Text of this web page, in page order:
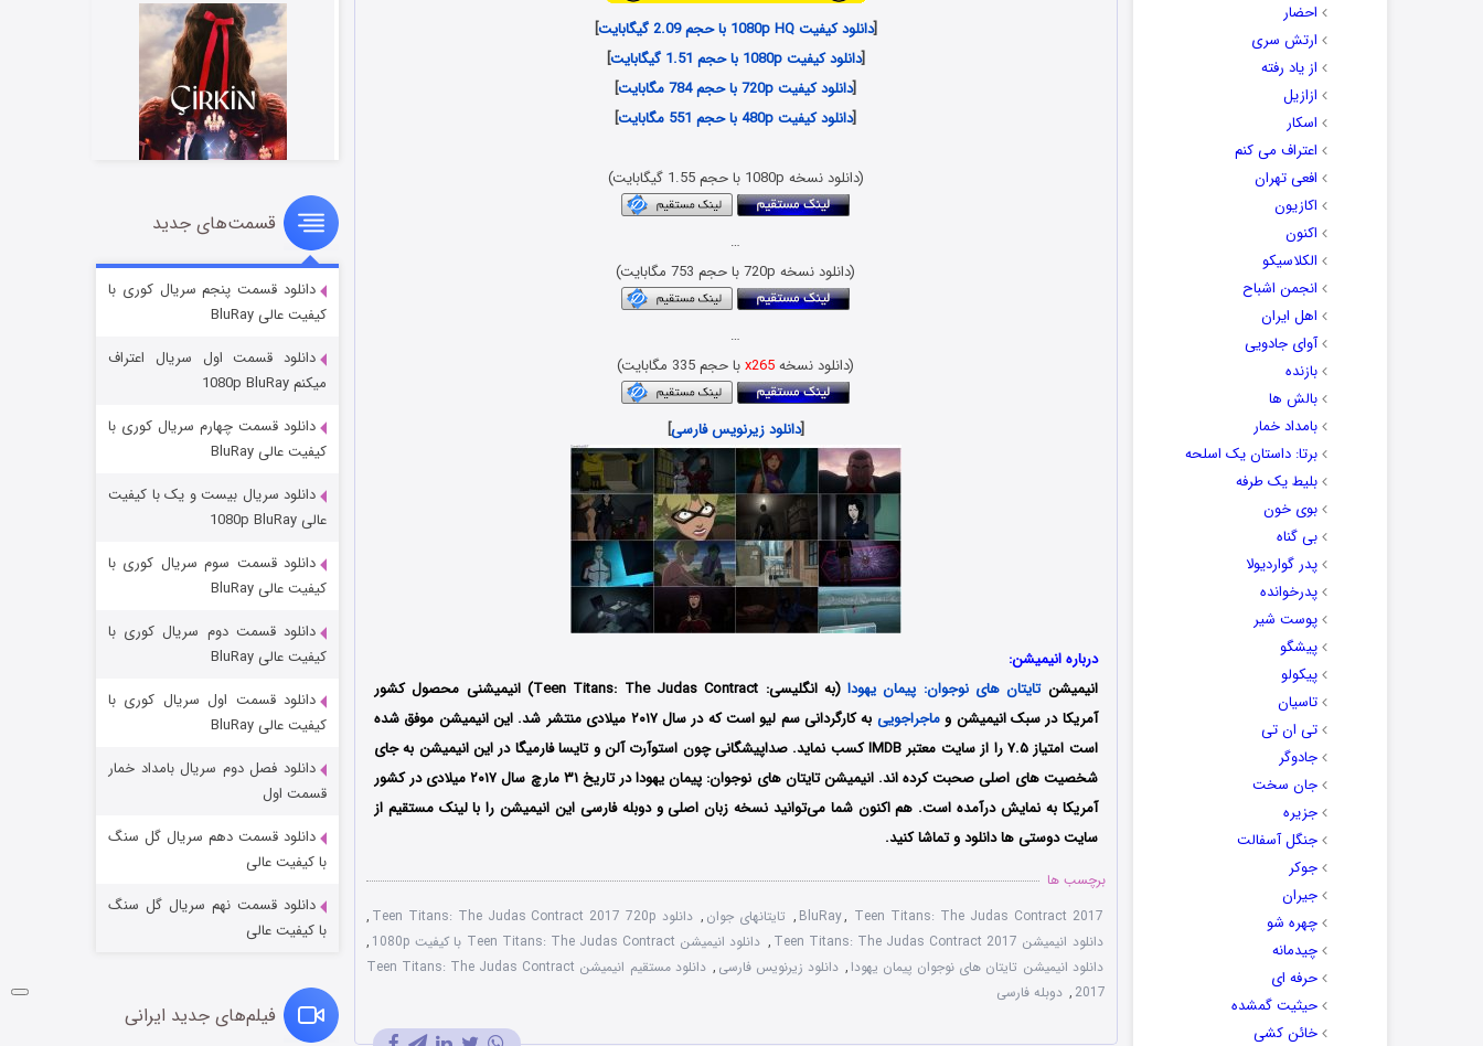
احضار
ارتش سری
از یاد رفته
ازازیل
اسکار
اعتراف می کنم
افعی تهران
اکازیون
اکنون
الکلاسیکو
انجمن اشباح
اهل ایران
آوای جادویی
بازنده
بالش ها
بامداد خمار
برتا: داستان یک اسلحه
بلیط یک‌‌ طرفه
بوی خون
بی گناه
پدر گواردیولا
پدرخوانده
پوست شیر
پیشگو
پیکولو
تاسیان
تی ان تی
جادوگر
جان سخت
جزیره
جنگل آسفالت
جوکر
جیران
چهره شو
چیدمانه
حرفه ای
حیثیت گمشده
خائن کشی
[دانلود کیفیت 1080p HQ با حجم 2.09 گیگابایت
]
[دانلود کیفیت 1080p با حجم 1.51 گیگابایت
]
[دانلود کیفیت 720p با حجم 784 مگابایت
]
[دانلود کیفیت 480p با حجم 551 مگابایت ]
(دانلود نسخه 1080p با حجم 1.55 گیگابایت)
…
(دانلود نسخه 720p با حجم 753 مگابایت)
…
(دانلود نسخهx265با حجم 335 مگابایت)
[دانلود زیرنویس فارسی]
درباره انیمیشن:
انیمیشنتایتان های نوجوان: پیمان یهودا
(به انگلیسی: Teen Titans: The Judas Contract) انیمیشنی محصول کشور
آمریکا در سبک انیمیشن وماجراجویی
به کارگردانی سم لیو است که در سال ۲۰۱۷ میلادی منتشر شد. این انیمیشن موفق شده
است امتیاز ۷.۵ را از سایت معتبر IMDB کسب نماید. صداپیشگانی چون استوآرت آلن و تایسا فارمیگا در این انیمیشن به جای
شخصیت های اصلی صحبت کرده اند. انیمیشن تایتان های نوجوان: پیمان یهودا در تاریخ ۳۱ مارچ سال ۲۰۱۷ میلادی در کشور
آمریکا به نمایش درآمده است. هم اکنون شما می‌توانید نسخه زبان اصلی و دوبله فارسی این انیمیشن را با لینک مستقیم از
سایت دوستی ها دانلود و تماشا کنید.
برچسب ها
BluRay, Teen Titans: The Judas Contract 2017
, تایتانهای جوان , دانلود Teen Titans: The Judas Contract 2017 720p
,
دانلود انیمیشن Teen Titans: The Judas Contract 2017
, دانلود انیمیشن Teen Titans: The Judas Contract با کیفیت 1080p
,
دانلود انیمیشن تایتان های نوجوان پیمان یهودا, دانلود زیرنویس فارسی ,
دانلود مستقیم انیمیشن Teen Titans: The Judas Contract
2017
, دوبله فارسی
سریال زشت
قسمت۵ (زیرنویس) منتشر شد
وستی ها
قسمت ۶ (زیرنویس) منتشر شد
قسمت‌های جدید
دانلود قسمت پنجم سریال کوری با
کیفیت عالی BluRay
دانلود قسمت اول سریال اعتراف
میکنم 1080p BluRay
دانلود قسمت چهارم سریال کوری با
کیفیت عالی BluRay
دانلود سریال بیست و یک با کیفیت
عالی 1080p BluRay
دانلود قسمت سوم سریال کوری با
کیفیت عالی BluRay
دانلود قسمت دوم سریال کوری با
کیفیت عالی BluRay
دانلود قسمت اول سریال کوری با
کیفیت عالی BluRay
دانلود فصل دوم سریال بامداد خمار
قسمت اول
دانلود قسمت دهم سریال گل سنگ
با کیفیت عالی
دانلود قسمت نهم سریال گل سنگ
با کیفیت عالی
فیلم‌های جدید ایرانی